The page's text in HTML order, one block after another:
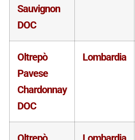
Sauvignon
DOC
Oltrepò
Pavese
Chardonnay
DOC
Lombardia